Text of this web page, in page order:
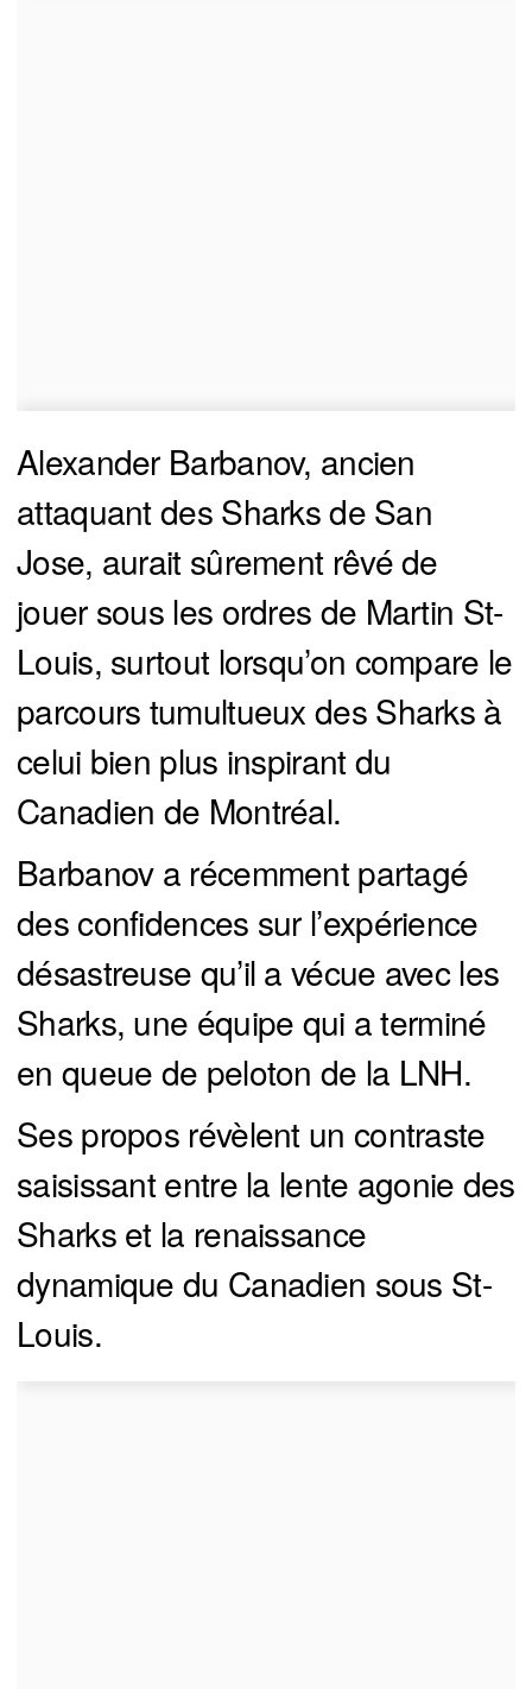
Alexander Barbanov, ancien
attaquant des Sharks de San
Jose, aurait sûrement rêvé de
jouer sous les ordres de Martin St-
Louis, surtout lorsqu’on compare le
parcours tumultueux des Sharks à
celui bien plus inspirant du
Canadien de Montréal.
Barbanov a récemment partagé
des confidences sur l’expérience
désastreuse qu’il a vécue avec les
Sharks, une équipe qui a terminé
en queue de peloton de la LNH.
Ses propos révèlent un contraste
saisissant entre la lente agonie des
Sharks et la renaissance
dynamique du Canadien sous St-
Louis.